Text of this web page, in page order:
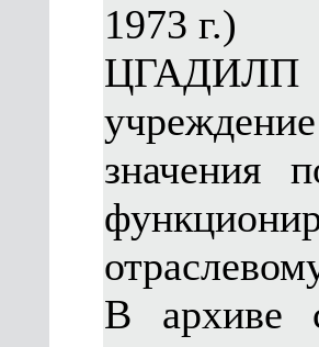
1973 г.)
значения
В архиве